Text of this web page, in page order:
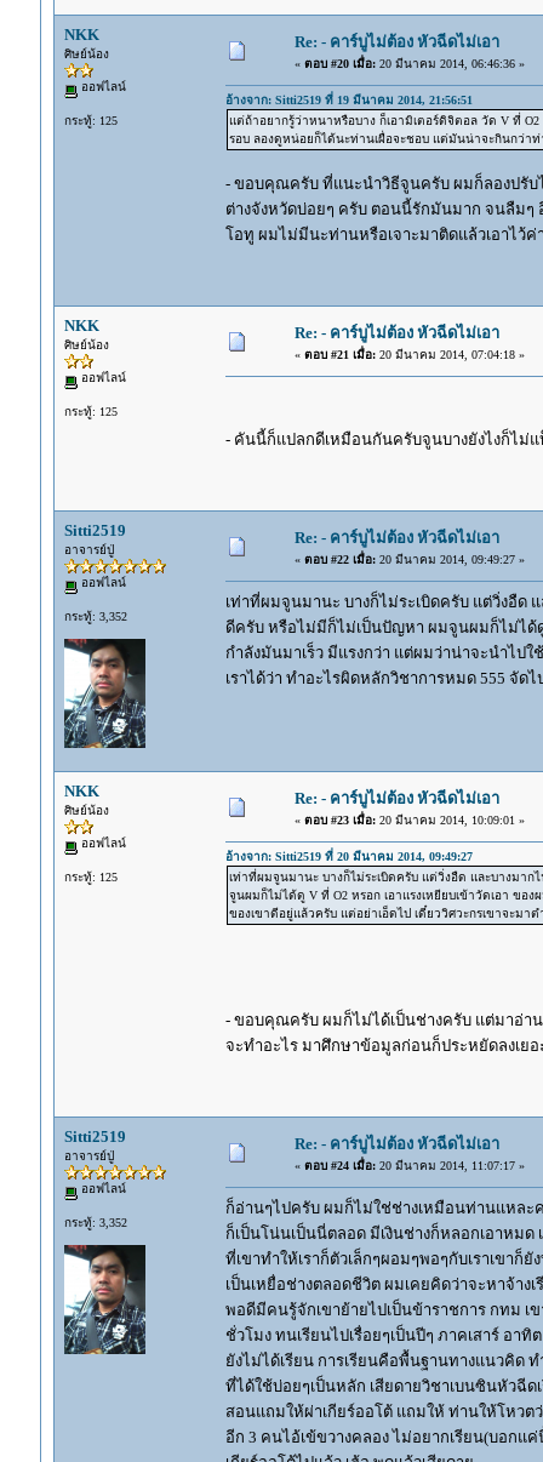
NKK
ศิษย์น้อง
ออฟไลน์
กระทู้: 125
Re: - คาร์บูไม่ต้อง หัวฉีดไม่เอา
« ตอบ #20 เมื่อ:20 มีนาคม 2014, 06:46:36 »
อ้างจาก: Sitti2519 ที่ 19 มีนาคม 2014, 21:56:51
แต่ถ้าอยากรู้ว่าหนาหรือบาง ก็เอามิเตอร์ดิจิตอล วัด V ที่
รอบ ลองดูหน่อยก็ได้นะท่านเผื่อจะชอบ แต่มันน่าจะกินกว่าท่
- ขอบคุณครับ ที่แนะนำวิธีจูนครับ ผมก็ลองปรับไ
ต่างจังหวัดบ่อยๆ ครับ ตอนนี้รักมันมาก จนลืมๆ
โอทู ผมไม่มีนะท่านหรือเจาะมาติดแล้วเอาไว้ค่
NKK
ศิษย์น้อง
ออฟไลน์
กระทู้: 125
Re: - คาร์บูไม่ต้อง หัวฉีดไม่เอา
« ตอบ #21 เมื่อ:20 มีนาคม 2014, 07:04:18 »
- คันนี้ก็แปลกดีเหมือนกันครับจูนบางยังไงก็ไม่
Sitti2519
อาจารย์ปู่
ออฟไลน์
กระทู้: 3,352
Re: - คาร์บูไม่ต้อง หัวฉีดไม่เอา
« ตอบ #22 เมื่อ:20 มีนาคม 2014, 09:49:27 »
เท่าที่ผมจูนมานะ บางก็ไม่ระเบิดครับ แต่วิ่งอืด
ดีครับ หรือไม่มีก็ไม่เป็นปัญหา ผมจูนผมก็ไม่ได้ดู
กำลังมันมาเร็ว มีแรงกว่า แต่ผมว่าน่าจะนำไป
เราได้ว่า ทำอะไรผิดหลักวิชาการหมด 555 จัดไ
NKK
ศิษย์น้อง
ออฟไลน์
กระทู้: 125
Re: - คาร์บูไม่ต้อง หัวฉีดไม่เอา
« ตอบ #23 เมื่อ:20 มีนาคม 2014, 10:09:01 »
อ้างจาก: Sitti2519 ที่ 20 มีนาคม 2014, 09:49:27
เท่าที่ผมจูนมานะ บางก็ไม่ระเบิดครับ แต่วิ่งอืด และบางมา
จูนผมก็ไม่ได้ดู V ที่ O2 หรอก เอาแรงเหยียบเข้าวัดเอา ขอ
ของเขาดีอยู่แล้วครับ แต่อย่าเอ็ดไป เดี๋ยววิศวะกรเขาจะม
- ขอบคุณครับ ผมก็ไม่ได้เป็นช่างครับ แต่มาอ่
จะทำอะไร มาศึกษาข้อมูลก่อนก็ประหยัดลงเยอ
Sitti2519
อาจารย์ปู่
ออฟไลน์
กระทู้: 3,352
Re: - คาร์บูไม่ต้อง หัวฉีดไม่เอา
« ตอบ #24 เมื่อ:20 มีนาคม 2014, 11:07:17 »
ก็อ่านๆไปครับ ผมก็ไม่ใช่ช่างเหมือนท่านแหละ
ก็เป็นโน่นเป็นนี่ตลอด มีเงินช่างก็หลอกเอาหมด
ที่เขาทำให้เราก็ตัวเล็กๆผอมๆพอๆกับเราเขาก็
เป็นเหยื่อช่างตลอดชีวิต ผมเคยคิดว่าจะหาจ้า
พอดีมีคนรู้จักเขาย้ายไปเป็นข้าราชการ กทม เ
ชั่วโมง ทนเรียนไปเรื่อยๆเป็นปีๆ ภาคเสาร์ อ
ยังไม่ได้เรียน การเรียนคือพื้นฐานทางแนวคิด
ที่ได้ใช้บ่อยๆเป็นหลัก เสียดายวิชาเบนซินหัวฉี
สอนแถมให้ผ่าเกียร์ออโต้ แถมให้ ท่านให้โหวต
อีก 3 คนไอ้เข้ขวางคลอง ไม่อยากเรียน(บอกแ